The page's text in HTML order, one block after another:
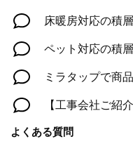
床暖房対応の積
ペット対応の積
ミラタップで商
【工事会社ご紹
よくある質問